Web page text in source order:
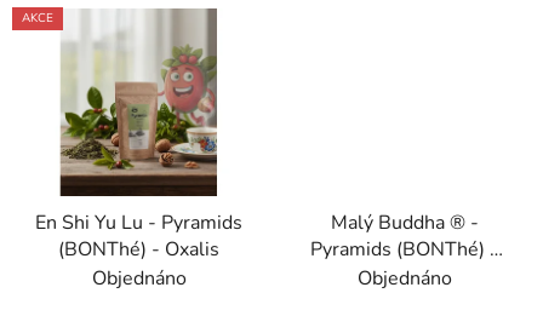
AKCE
En Shi Yu Lu - Pyramids
(BONThé) - Oxalis
Objednáno
Malý Buddha ® -
Pyramids (BONThé) -
Oxalis
Objednáno